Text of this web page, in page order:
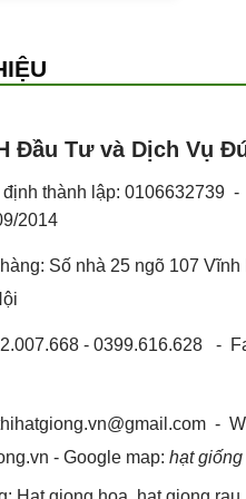
Đầu Tư và Dịch Vụ
định thành lập: 0106632739
2014
Số nhà 25 ngõ 107
- 0399.616.628 -
-
- Google map: hạt giống